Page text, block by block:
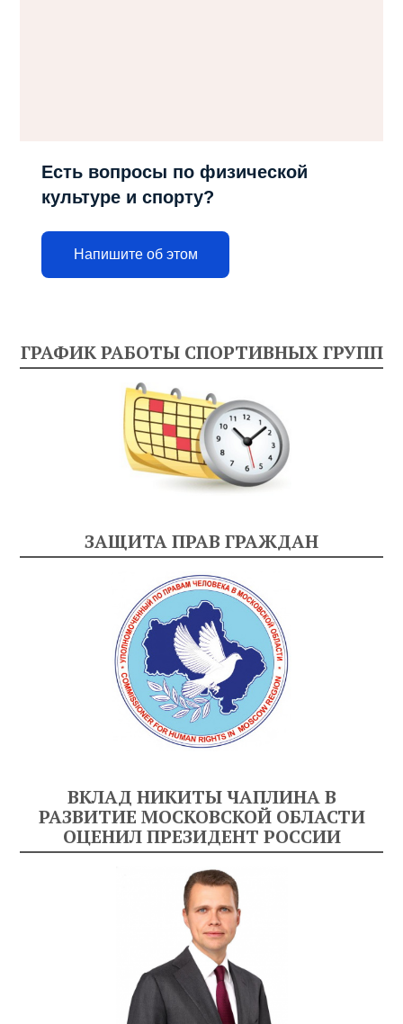
Есть вопросы по физической
культуре и спорту?
Напишите об этом
ГРАФИК РАБОТЫ СПОРТИВНЫХ ГРУПП
ЗАЩИТА ПРАВ ГРАЖДАН
ВКЛАД НИКИТЫ ЧАПЛИНА В
РАЗВИТИЕ МОСКОВСКОЙ ОБЛАСТИ
ОЦЕНИЛ ПРЕЗИДЕНТ РОССИИ